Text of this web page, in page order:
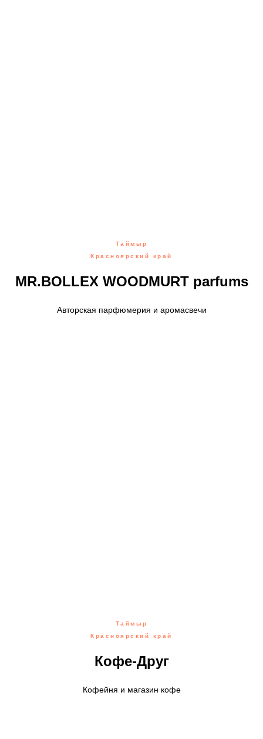
Таймыр
Красноярский край
MR.BOLLEX WOODMURT parfums
Авторская парфюмерия и аромасвечи
Таймыр
Красноярский край
Кофе-Друг
Кофейня и магазин кофе